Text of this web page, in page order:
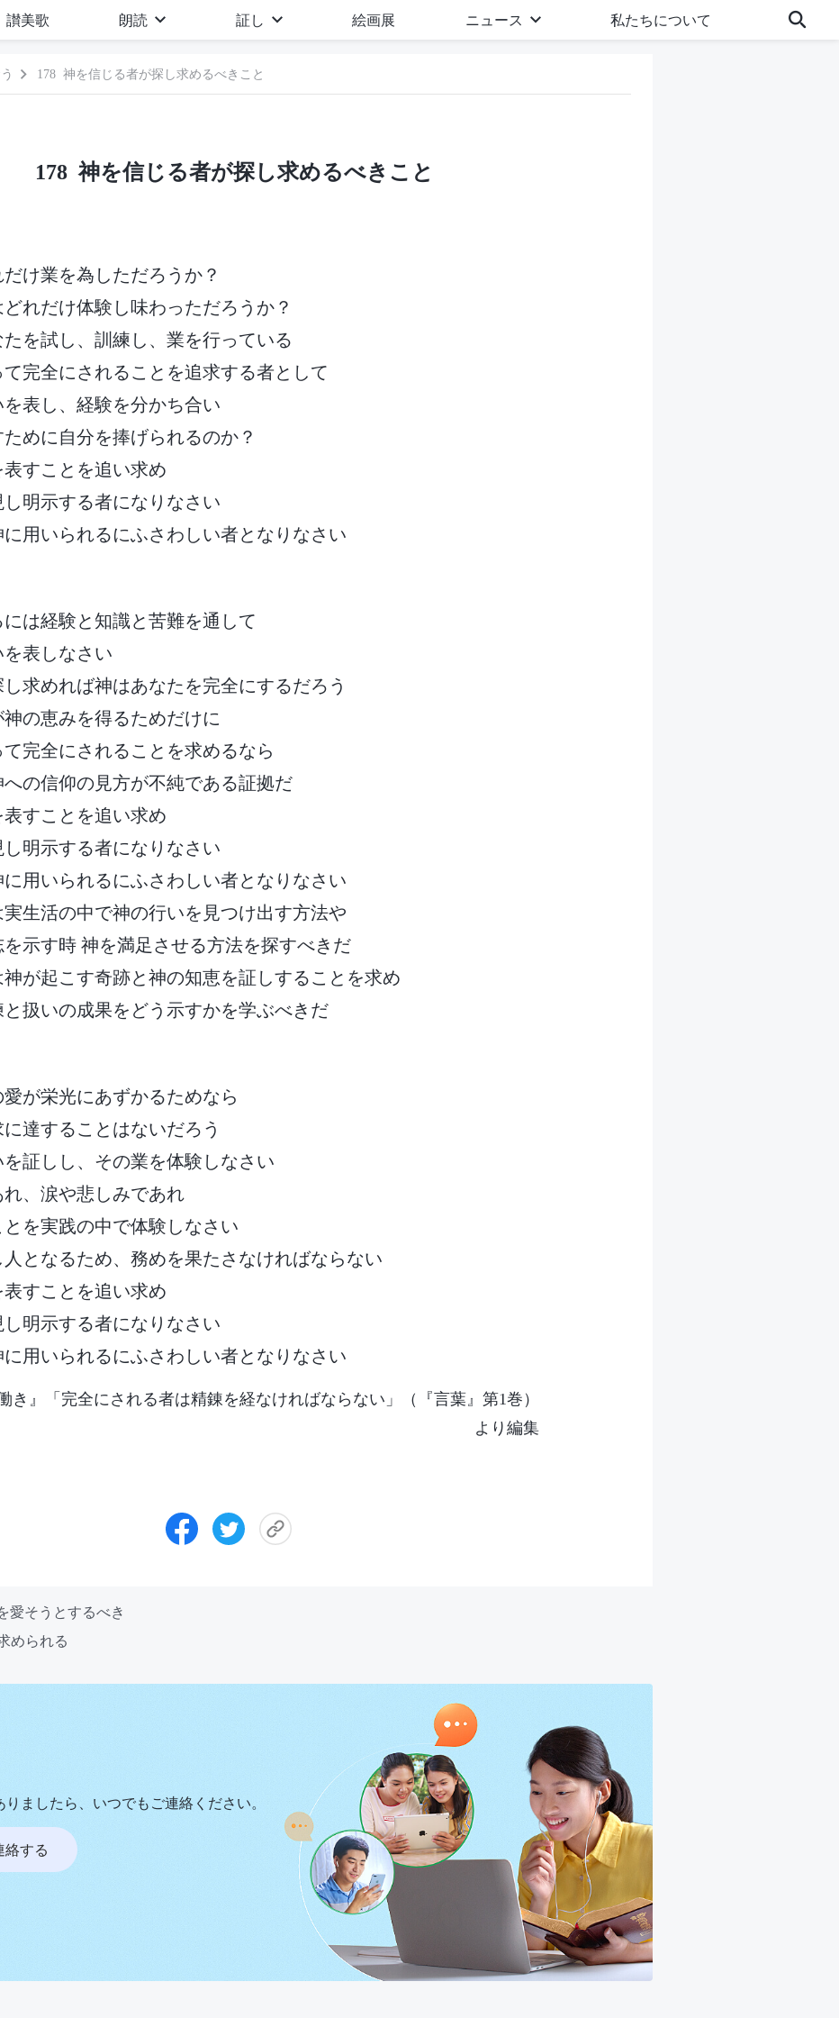
讃美歌 朗読 証し 絵画展 ニュース 私たちについて
178 神を信じる者が探し求めるべきこと
178 神を信じる者が探し求めるべきこと
け業を為しただろうか？
れだけ体験し味わっただろうか？
を試し、訓練し、業を行っている
完全にされることを追求する者として
表し、経験を分かち合い
めに自分を捧げられるのか？
すことを追い求め
明示する者になりなさい
に用いられるにふさわしい者となりなさい
は経験と知識と苦難を通して
表しなさい
し求めれば神はあなたを完全にするだろう
の恵みを得るためだけに
完全にされることを求めるなら
への信仰の見方が不純である証拠だ
すことを追い求め
明示する者になりなさい
に用いられるにふさわしい者となりなさい
実生活の中で神の行いを見つけ出す方法や
示す時 神を満足させる方法を探すべきだ
神が起こす奇跡と神の知恵を証しすることを求め
扱いの成果をどう示すかを学ぶべきだ
が栄光にあずかるためなら
達することはないだろう
証しし、その業を体験しなさい
、涙や悲しみであれ
を実践の中で体験しなさい
となるため、務めを果たさなければならない
すことを追い求め
明示する者になりなさい
に用いられるにふさわしい者となりなさい
き』「完全にされる者は精錬を経なければならない」（『言葉』第1巻）
より編集
愛そうとするべき
められる
ましたら、いつでもご連絡ください。
絡する